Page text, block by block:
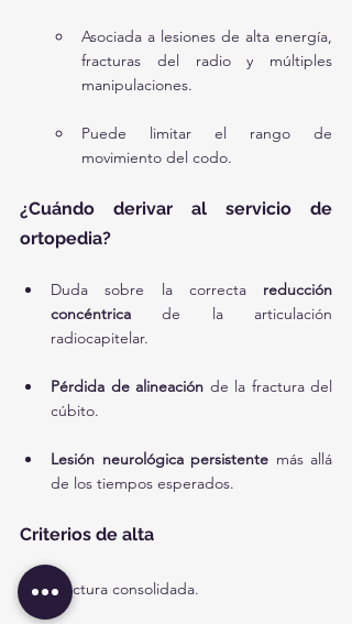
Asociada a lesiones de alta energía,
fracturas del radio y múltiples
manipulaciones.
Puede limitar el rango de
movimiento del codo.
¿Cuándo derivar al servicio de
ortopedia?
Duda sobre la correcta reducción
concéntrica de la articulación
radiocapitelar.
Pérdida de alineación de la fractura del
cúbito.
Lesión neurológica persistente más allá
de los tiempos esperados.
Criterios de alta
Fractura consolidada.